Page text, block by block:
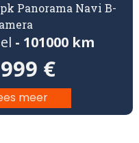
Panorama Navi B-
- 101000 km
€
meer